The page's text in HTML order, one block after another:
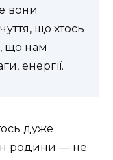
вони
що хтось
що нам
енергії.
дуже
родини — не